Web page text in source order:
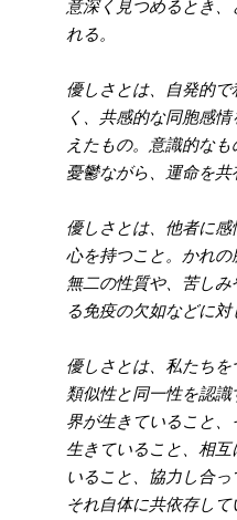
意深く見つめるとき
れる。
優しさとは、自発的
く、共感的な同胞感
えたもの。意識的な
憂鬱ながら、運命を共
優しさとは、他者に
心を持つこと。かれ
無二の性質や、苦し
る免疫の欠如などに対
優しさとは、私たちを
類似性と同一性を認
界が生きていること
生きていること、相
いること、協力し合っ
それ自体に共依存し